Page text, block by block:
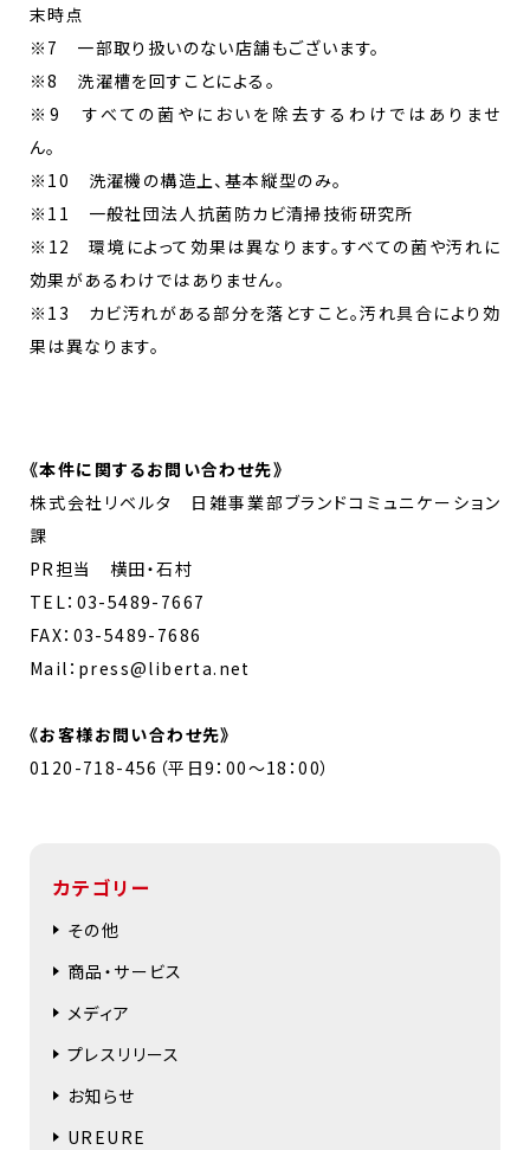
末時点
※7 一部取り扱いのない店舗もございます。
※8 洗濯槽を回すことによる。
※9 すべての菌やにおいを除去するわけではありませ
ん。
※10 洗濯機の構造上、基本縦型のみ。
※11 一般社団法人抗菌防カビ清掃技術研究所
※12 環境によって効果は異なります。すべての菌や汚れに
効果があるわけではありません。
※13 カビ汚れがある部分を落とすこと。汚れ具合により効
果は異なります。
《本件に関するお問い合わせ先》
株式会社リベルタ 日雑事業部ブランドコミュニケーション
課
PR担当 横田・石村
TEL：03-5489-7667
FAX：03-5489-7686
Mail：press@liberta.net
《お客様お問い合わせ先》
0120-718-456（平日9：00～18：00）
カテゴリー
その他
商品・サービス
メディア
プレスリリース
お知らせ
UREURE